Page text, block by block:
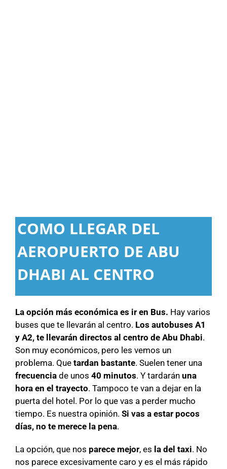
COMO LLEGAR DEL
AEROPUERTO DE ABU
DHABI AL CENTRO
La opción más económica es ir en Bus. Hay varios
buses que te llevarán al centro. Los autobuses A1
y A2, te llevarán directos al centro de Abu Dhabi.
Son muy económicos, pero les vemos un
problema. Que tardan bastante. Suelen tener una
frecuencia de unos 40 minutos. Y tardarán una
hora en el trayecto. Tampoco te van a dejar en la
puerta del hotel. Por lo que vas a perder mucho
tiempo. Es nuestra opinión. Si vas a estar pocos
días, no te merece la pena.
La opción, que nos parece mejor, es la del taxi. No
nos parece excesivamente caro y es el más rápido